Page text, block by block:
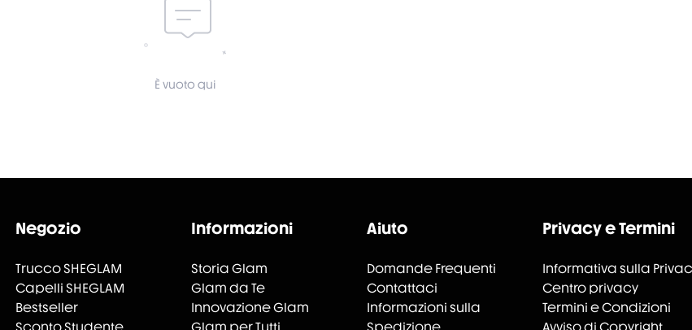
È vuoto qui
Negozio
Trucco SHEGLAM
Capelli SHEGLAM
Bestseller
Informazioni
Storia Glam
Glam da Te
Innovazione Glam
Aiuto
Domande Frequenti
Contattaci
Informazioni sulla
Privacy e Termini
Informativa sulla
Centro privacy
Termini e Condizioni